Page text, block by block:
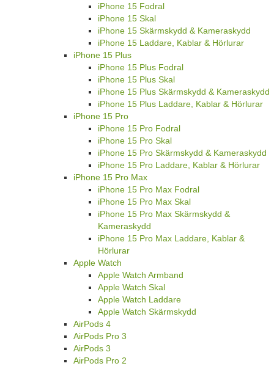
iPhone 15 Fodral
iPhone 15 Skal
iPhone 15 Skärmskydd & Kameraskydd
iPhone 15 Laddare, Kablar & Hörlurar
iPhone 15 Plus
iPhone 15 Plus Fodral
iPhone 15 Plus Skal
iPhone 15 Plus Skärmskydd & Kameraskydd
iPhone 15 Plus Laddare, Kablar & Hörlurar
iPhone 15 Pro
iPhone 15 Pro Fodral
iPhone 15 Pro Skal
iPhone 15 Pro Skärmskydd & Kameraskydd
iPhone 15 Pro Laddare, Kablar & Hörlurar
iPhone 15 Pro Max
iPhone 15 Pro Max Fodral
iPhone 15 Pro Max Skal
iPhone 15 Pro Max Skärmskydd &
Kameraskydd
iPhone 15 Pro Max Laddare, Kablar &
Hörlurar
Apple Watch
Apple Watch Armband
Apple Watch Skal
Apple Watch Laddare
Apple Watch Skärmskydd
AirPods 4
AirPods Pro 3
AirPods 3
AirPods Pro 2